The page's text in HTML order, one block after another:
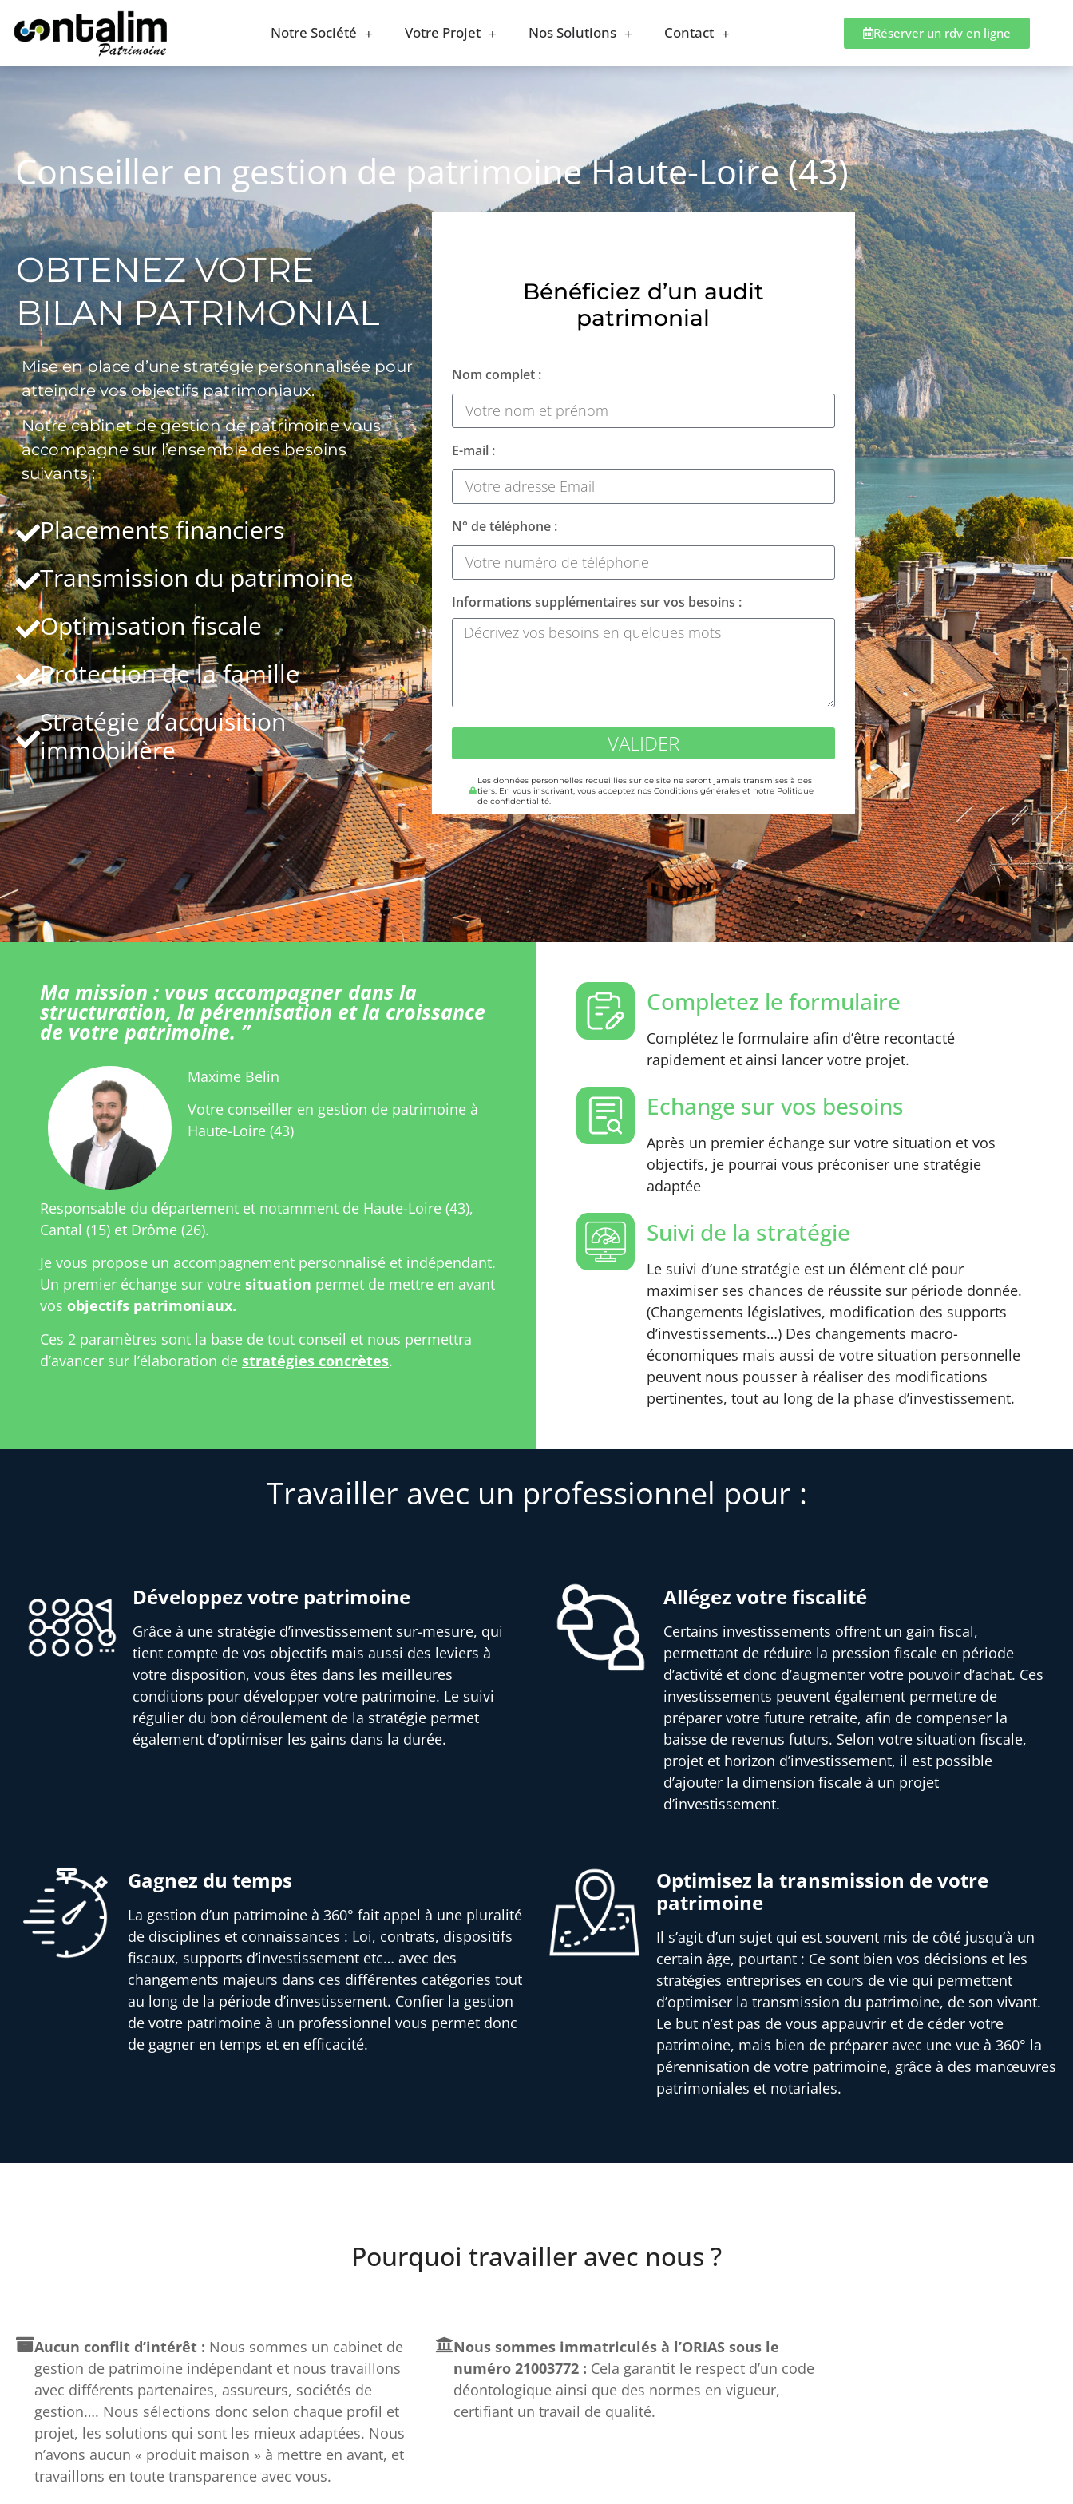
Notre Société Votre Projet Nos Solutions Contact Réserver un rdv en ligne
Conseiller en gestion de patrimoine Haute-Loire (43)
OBTENEZ VOTRE
BILAN PATRIMONIAL
Mise en place d’une stratégie personnalisée pour
atteindre vos objectifs patrimoniaux.
Notre cabinet de gestion de patrimoine vous
accompagne sur l’ensemble des besoins
suivants :
Placements financiers
Transmission du patrimoine
Optimisation fiscale
Protection de la famille
Stratégie d’acquisition
immobilière
Bénéficiez d’un audit
patrimonial
Nom complet :
E-mail :
N° de téléphone :
Informations supplémentaires sur vos besoins :
VALIDER
Les données personnelles recueillies sur ce site ne seront jamais transmises à des
tiers. En vous inscrivant, vous acceptez nos Conditions générales et notre Politique
de confidentialité.
Ma mission : vous accompagner dans la
structuration, la pérennisation et la croissance
de votre patrimoine. ”
Maxime Belin
Votre conseiller en gestion de patrimoine à
Haute-Loire (43)
Responsable du département et notamment de Haute-Loire (43),
Cantal (15) et Drôme (26).
Je vous propose un accompagnement personnalisé et indépendant.
Un premier échange sur votre situation permet de mettre en avant
vos objectifs patrimoniaux.
Ces 2 paramètres sont la base de tout conseil et nous permettra
d’avancer sur l’élaboration de stratégies concrètes.
Completez le formulaire
Complétez le formulaire afin d’être recontacté
rapidement et ainsi lancer votre projet.
Echange sur vos besoins
Après un premier échange sur votre situation et vos
objectifs, je pourrai vous préconiser une stratégie
adaptée
Suivi de la stratégie
Le suivi d’une stratégie est un élément clé pour
maximiser ses chances de réussite sur période donnée.
(Changements législatives, modification des supports
d’investissements…) Des changements macro-
économiques mais aussi de votre situation personnelle
peuvent nous pousser à réaliser des modifications
pertinentes, tout au long de la phase d’investissement.
Travailler avec un professionnel pour :
Développez votre patrimoine
Grâce à une stratégie d’investissement sur-mesure, qui
tient compte de vos objectifs mais aussi des leviers à
votre disposition, vous êtes dans les meilleures
conditions pour développer votre patrimoine. Le suivi
régulier du bon déroulement de la stratégie permet
également d’optimiser les gains dans la durée.
Allégez votre fiscalité
Certains investissements offrent un gain fiscal,
permettant de réduire la pression fiscale en période
d’activité et donc d’augmenter votre pouvoir d’achat. Ces
investissements peuvent également permettre de
préparer votre future retraite, afin de compenser la
baisse de revenus futurs. Selon votre situation fiscale,
projet et horizon d’investissement, il est possible
d’ajouter la dimension fiscale à un projet
d’investissement.
Gagnez du temps
La gestion d’un patrimoine à 360° fait appel à une pluralité
de disciplines et connaissances : Loi, contrats, dispositifs
fiscaux, supports d’investissement etc… avec des
changements majeurs dans ces différentes catégories tout
au long de la période d’investissement. Confier la gestion
de votre patrimoine à un professionnel vous permet donc
de gagner en temps et en efficacité.
Optimisez la transmission de votre
patrimoine
Il s’agit d’un sujet qui est souvent mis de côté jusqu’à un
certain âge, pourtant : Ce sont bien vos décisions et les
stratégies entreprises en cours de vie qui permettent
d’optimiser la transmission du patrimoine, de son vivant.
Le but n’est pas de vous appauvrir et de céder votre
patrimoine, mais bien de préparer avec une vue à 360° la
pérennisation de votre patrimoine, grâce à des manœuvres
patrimoniales et notariales.
Pourquoi travailler avec nous ?
Aucun conflit d’intérêt : Nous sommes un cabinet de
gestion de patrimoine indépendant et nous travaillons
avec différents partenaires, assureurs, sociétés de
gestion…. Nous sélections donc selon chaque profil et
projet, les solutions qui sont les mieux adaptées. Nous
n’avons aucun « produit maison » à mettre en avant, et
travaillons en toute transparence avec vous.
Nous sommes immatriculés à l’ORIAS sous le
numéro 21003772 : Cela garantit le respect d’un code
déontologique ainsi que des normes en vigueur,
certifiant un travail de qualité.